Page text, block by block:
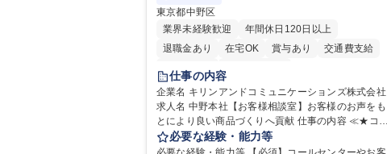
東京都中野区
業界未経験歓迎
年間休日120日以上
退職金あり
在宅OK 賞与あり
交通費支給
土日祝休み
仕事の内容
企業名 キリンアンドコミュニケーションズ株式会社
求人名 中野本社【お客様相談室】お客様のお声をも
とにより良い商品づくりへ貢献 仕事の内容 ≪★コミ
ュニケーションを通してキリンのファンを増やしま
せんか？★≫ お客様のお声をより良い商品づくりに
必要な経験・能力等